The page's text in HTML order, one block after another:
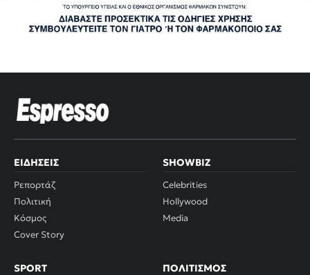
ΕΙΔΉΣΕΙΣ
Ρεπορτάζ
Πολιτική
Κόσμος
Cover Story
SHOWBIZ
Celebrities
Hollywood
Media
SPORT ΠΟΛΙΤΙΣΜΌΣ